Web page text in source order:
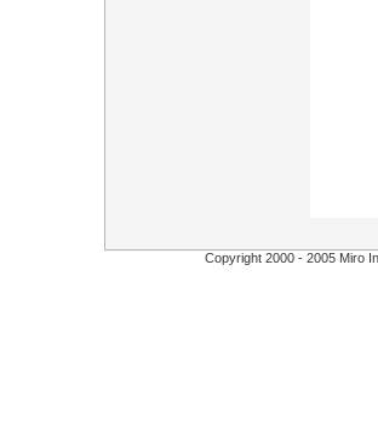
Copyright 2000 - 2005 Miro